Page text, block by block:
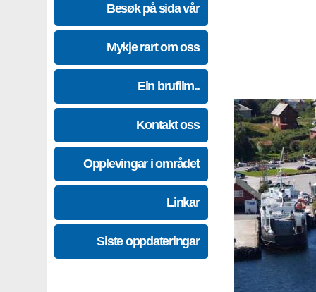
Besøk på sida vår
Mykje rart om oss
Ein brufilm..
Kontakt oss
Opplevingar i området
Linkar
Siste oppdateringar